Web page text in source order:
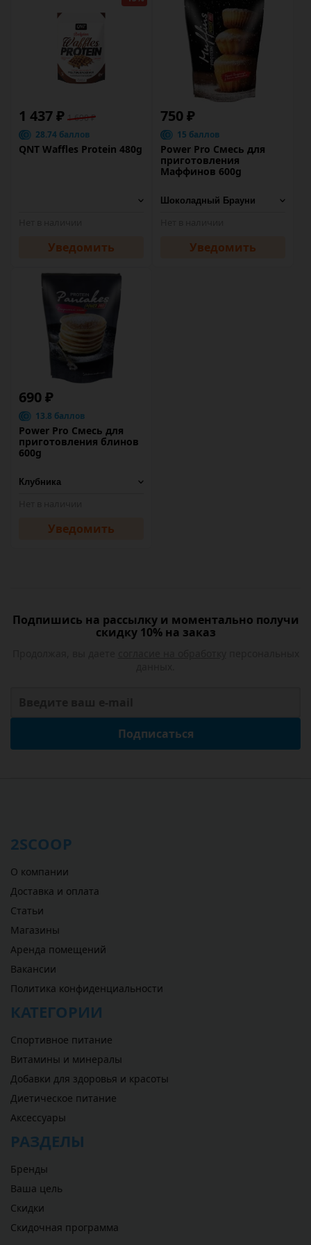
1 437 ₽ 1 690 ₽
28.74 баллов
QNT Waffles Protein 480g
Уведомить
750 ₽
15 баллов
Power Pro Смесь для
приготовления
Маффинов 600g
Уведомить
690 ₽
13.8 баллов
Power Pro Смесь для
приготовления блинов
600g
Уведомить
Подпишись на рассылку и моментально получи
скидку 10% на заказ
Подписаться
2SCOOP
О компании
Доставка и оплата
Статьи
Магазины
Аренда помещений
Вакансии
Политика конфиденциальности
КАТЕГОРИИ
Спортивное питание
Витамины и минералы
Добавки для здоровья и красоты
Диетическое питание
Аксессуары
РАЗДЕЛЫ
Бренды
Ваша цель
Скидки
Скидочная программа